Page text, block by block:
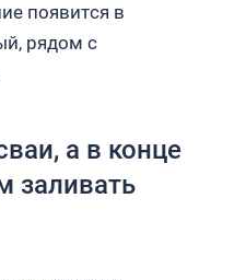
появится в
рядом с
а в конце
заливать